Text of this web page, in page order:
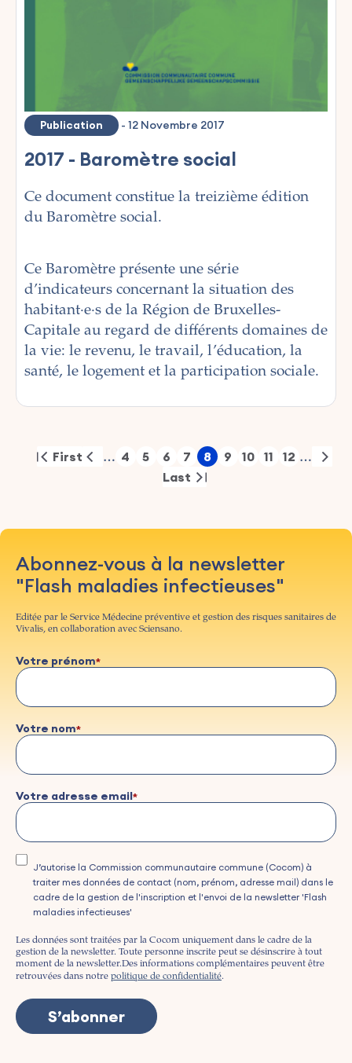
2017 - Baromètre social
Publication - 12 Novembre 2017
Ce document constitue la treizième édition
du Baromètre social.
Ce Baromètre présente une série
d’indicateurs concernant la situation des
habitant·e·s de la Région de Bruxelles-
Capitale au regard de différents domaines de
la vie: le revenu, le travail, l’éducation, la
santé, le logement et la participation sociale.
Pagination
First
First
Previous
… Page
4 Page
5 Page
6 Page
7 Page
8 Page
9 Page
10 Page
11 Page
12 …
Next
Last
Last
Abonnez-vous à la newsletter
"Flash maladies infectieuses"
Editée par le Service Médecine préventive et gestion des risques sanitaires de
Vivalis, en collaboration avec Sciensano.
Votre prénom
Votre nom
Votre adresse email
J’autorise la Commission communautaire commune (Cocom) à
traiter mes données de contact (nom, prénom, adresse mail) dans le
cadre de la gestion de l'inscription et l'envoi de la newsletter 'Flash
maladies infectieuses'
Les données sont traitées par la Cocom uniquement dans le cadre de la
gestion de la newsletter. Toute personne inscrite peut se désinscrire à tout
moment de la newsletter.Des informations complémentaires peuvent être
retrouvées dans notre politique de confidentialité.